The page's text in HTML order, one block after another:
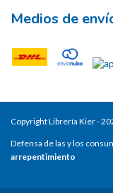
Medios de
Copyright Librería Kier -
Defensa de las y los
arrepentimiento